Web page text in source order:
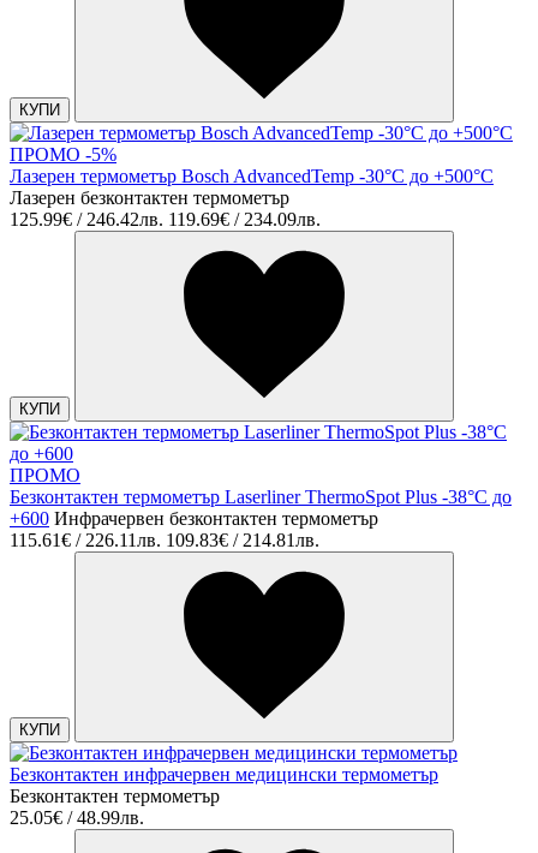
КУПИ
ПРОМО -5%
Лазерен термометър Bosch AdvancedTemp -30°C до +500°C
Лазерен безконтактен термометър
125.99€ / 246.42лв. 119.69€ / 234.09лв.
КУПИ
ПРОМО
Безконтактен термометър Laserliner ThermoSpot Plus -38°C до
+600 Инфрачервен безконтактен термометър
115.61€ / 226.11лв. 109.83€ / 214.81лв.
КУПИ
Безконтактен инфрачервен медицински термометър
Безконтактен термометър
25.05€ / 48.99лв.